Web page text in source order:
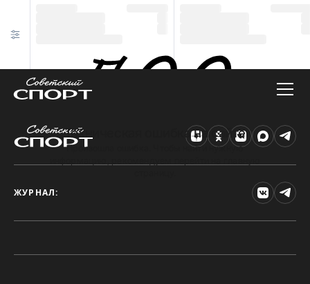
Техническая ошибка на сайте
Произошла ошибка. Чтобы найти нужную
ЖУРНАЛ: